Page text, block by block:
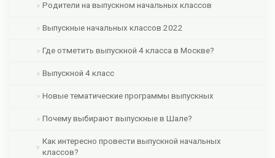
Родители на выпускном начальных классов
Выпускные начальных классов 2022
Где отметить выпускной 4 класса в Москве?
Выпускной 4 класс
Новые тематические программы выпускных
Почему выбирают выпускные в Шале?
Как интересно провести выпускной начальных
классов?